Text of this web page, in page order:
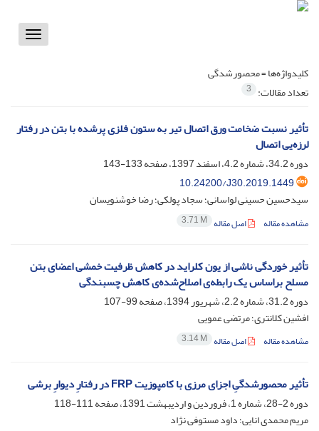
Toggle
کلیدواژه‌ها =محصورشدگی
تعداد مقالات: 3
تأثیر نسبت ضخامت ورق اتصال تیر به ستون فلزی پرشده با بتن در رفتار
لرزه‌یی اتصال
دوره 34.2، شماره 4.2، اسفند 1397، صفحه
133-143
10.24200/J30.2019.1449
سیدحسین حسینی لواسانی؛ سجاد پولکی؛ رضا خوشنویسان
مشاهده مقاله اصل مقاله 3.71 M
تأثیر خوردگی ناشی از یون کلراید در کاهش ظرفیت خمشی اعضای بتن
مسلح براساس یک رابطه‌ی اصلاح‌شده‌ی کاهش چسبندگی
دوره 31.2، شماره 2.2، شهریور 1394، صفحه
99-107
افشین کلانتری؛ مرتضی عمویی
مشاهده مقاله اصل مقاله 3.14 M
تأثیر محصورشدگیِ اجزای مرزی با کامپوزیت F‌R‌P در رفتارِ دیوارِ برشی
دوره 2-28، شماره 1، فروردین و اردیبهشت 1391، صفحه
111-118
مریم محمدی انایی؛ داود مستوفی نژاد